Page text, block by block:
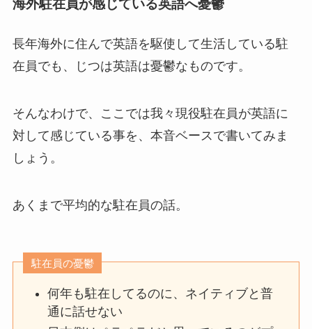
海外駐在員が感じている英語へ憂鬱
長年海外に住んで英語を駆使して生活している駐
在員でも、じつは英語は憂鬱なものです。
そんなわけで、ここでは我々現役駐在員が英語に
対して感じている事を、本音ベースで書いてみま
しょう。
あくまで平均的な駐在員の話。
駐在員の憂鬱
何年も駐在してるのに、ネイティブと普
通に話せない